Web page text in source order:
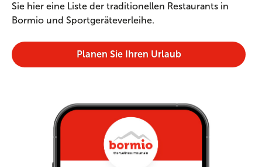
Sie hier eine Liste der traditionellen Restaurants in
Bormio und Sportgeräteverleihe.
Planen Sie Ihren Urlaub